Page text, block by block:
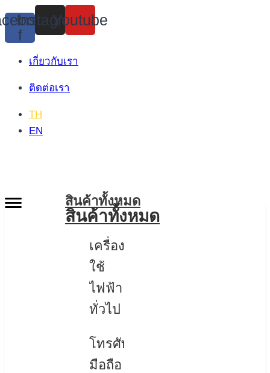
Skip
to
content
f
Instagram
Youtube
เกี่ยวกับเรา
ติดต่อเรา
TH
EN
สินค้าทั้งหมด
สินค้าทั้งหมด
เครื่อง
ใช้
ไฟฟ้า
ทั่วไป
โทรศัพท์
มือถือ